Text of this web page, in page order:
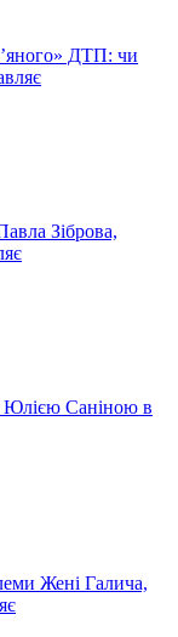
ДТП: чи
Зіброва,
Юлією Саніною в
Жені Галича,